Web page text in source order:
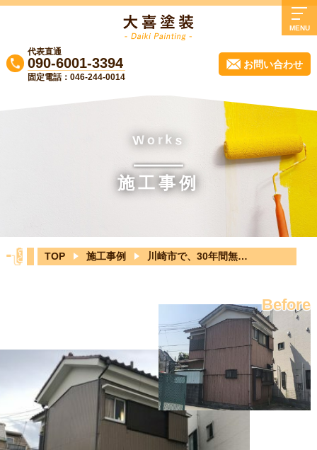
代表直通
090-6001-3394
固定電話：046-244-0014
お問い合わせ
MENU
大喜塗装について
業務内容
よくある質問
実質負担0円リフォーム！無料診断受付中
ブログ
W o r k s
施工事例
TOP 施工事例 川崎市で、30年間無塗装の家をリフォーム塗装
Before